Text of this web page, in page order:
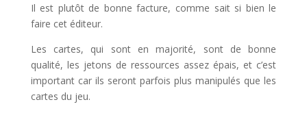
Il est plutôt de bonne facture, comme sait si bien le
faire cet éditeur.
Les cartes, qui sont en majorité, sont de bonne
qualité, les jetons de ressources assez épais, et c’est
important car ils seront parfois plus manipulés que les
cartes du jeu.